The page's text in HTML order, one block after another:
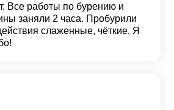
Все работы по бурению и
заняли 2 часа. Пробурили
слаженные, чёткие. Я